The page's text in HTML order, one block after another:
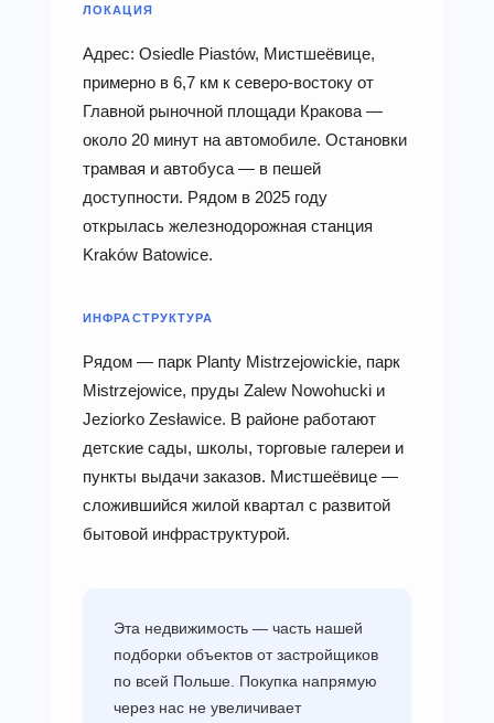
ЛОКАЦИЯ
Адрес: Osiedle Piastów, Мистшеёвице,
примерно в 6,7 км к северо-востоку от
Главной рыночной площади Кракова —
около 20 минут на автомобиле. Остановки
трамвая и автобуса — в пешей
доступности. Рядом в 2025 году
открылась железнодорожная станция
Kraków Batowice.
ИНФРАСТРУКТУРА
Рядом — парк Planty Mistrzejowickie, парк
Mistrzejowice, пруды Zalew Nowohucki и
Jeziorko Zesławice. В районе работают
детские сады, школы, торговые галереи и
пункты выдачи заказов. Мистшеёвице —
сложившийся жилой квартал с развитой
бытовой инфраструктурой.
Эта недвижимость — часть нашей
подборки объектов от застройщиков
по всей Польше. Покупка напрямую
через нас не увеличивает